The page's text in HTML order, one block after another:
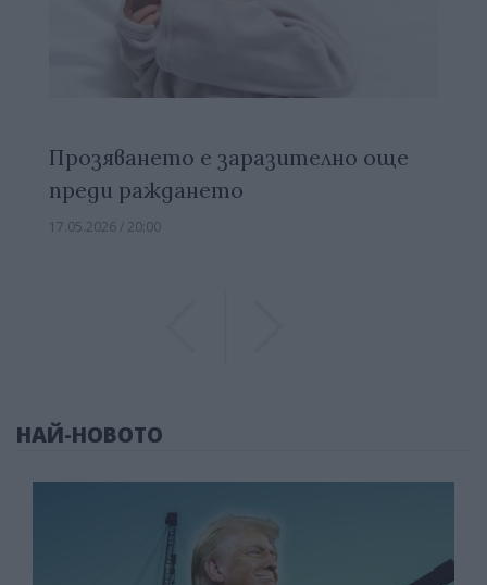
Прозяването е заразително още
преди раждането
17.05.2026 / 20:00
НАЙ-НОВОТО